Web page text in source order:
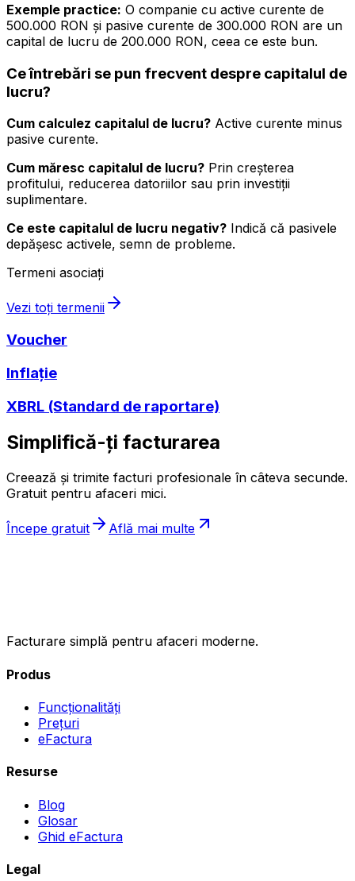
Exemple practice: O companie cu active curente de
500.000 RON și pasive curente de 300.000 RON are un
capital de lucru de 200.000 RON, ceea ce este bun.
Ce întrebări se pun frecvent despre capitalul de
lucru?
Cum calculez capitalul de lucru? Active curente minus
pasive curente.
Cum măresc capitalul de lucru? Prin creșterea
profitului, reducerea datoriilor sau prin investiții
suplimentare.
Ce este capitalul de lucru negativ? Indică că pasivele
depășesc activele, semn de probleme.
Termeni asociați
Vezi toți termenii
Voucher
Inflație
XBRL (Standard de raportare)
Simplifică-ți facturarea
Creează și trimite facturi profesionale în câteva secunde.
Gratuit pentru afaceri mici.
Începe gratuit Află mai multe
Facturare simplă pentru afaceri moderne.
Produs
Funcționalități
Prețuri
eFactura
Resurse
Blog
Glosar
Ghid eFactura
Legal